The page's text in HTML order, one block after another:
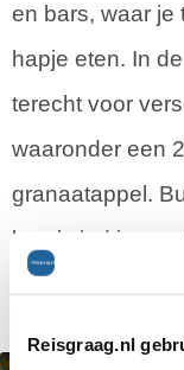
Reisgraag.nl
en bars, waar je
hapje eten. In
terecht voor
waaronder een
granaatappel.
hotel vind je een
genieten van de